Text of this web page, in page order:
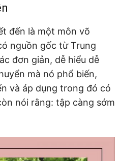
đến là một môn võ
nguồn gốc từ Trung
đơn giản, dễ hiểu dễ
mà nó phổ biến,
và áp dụng trong đó có
nói rằng: tập càng sớm